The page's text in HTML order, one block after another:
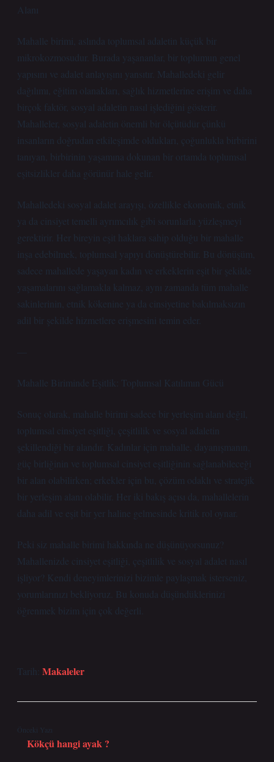
Alanı
Mahalle birimi, aslında toplumsal adaletin küçük bir
mikrokozmosudur. Burada yaşananlar, bir toplumun genel
yapısını ve adalet anlayışını yansıtır. Mahalledeki gelir
dağılımı, eğitim olanakları, sağlık hizmetlerine erişim ve daha
birçok faktör, sosyal adaletin nasıl işlediğini gösterir.
Mahalleler, sosyal adaletin önemli bir ölçütüdür çünkü
insanların doğrudan etkileşimde oldukları, çoğunlukla birbirini
tanıyan, birbirinin yaşamına dokunan bir ortamda toplumsal
eşitsizlikler daha görünür hale gelir.
Mahalledeki sosyal adalet arayışı, özellikle ekonomik, etnik
ya da cinsiyet temelli ayrımcılık gibi sorunlarla yüzleşmeyi
gerektirir. Her bireyin eşit haklara sahip olduğu bir mahalle
inşa edebilmek, toplumsal yapıyı dönüştürebilir. Bu dönüşüm,
sadece mahallede yaşayan kadın ve erkeklerin eşit bir şekilde
yaşamalarını sağlamakla kalmaz, aynı zamanda tüm mahalle
sakinlerinin, etnik kökenine ya da cinsiyetine bakılmaksızın
adil bir şekilde hizmetlere erişmesini temin eder.
Mahalle Biriminde Eşitlik: Toplumsal Katılımın Gücü
Sonuç olarak, mahalle birimi sadece bir yerleşim alanı değil,
toplumsal cinsiyet eşitliği, çeşitlilik ve sosyal adaletin
şekillendiği bir alandır. Kadınlar için mahalle, dayanışmanın,
güç birliğinin ve toplumsal cinsiyet eşitliğinin sağlanabileceği
bir alan olabilirken; erkekler için bu, çözüm odaklı ve stratejik
bir yerleşim alanı olabilir. Her iki bakış açısı da, mahallelerin
daha adil ve eşit bir yer haline gelmesinde kritik rol oynar.
Peki siz mahalle birimi hakkında ne düşünüyorsunuz?
Mahallenizde cinsiyet eşitliği, çeşitlilik ve sosyal adalet nasıl
işliyor? Kendi deneyimlerinizi bizimle paylaşmak isterseniz,
yorumlarınızı bekliyoruz. Bu konuda düşündüklerinizi
öğrenmek bizim için çok değerli.
Tarih: Makaleler
Önceki Yazı
Kökçü hangi ayak ?